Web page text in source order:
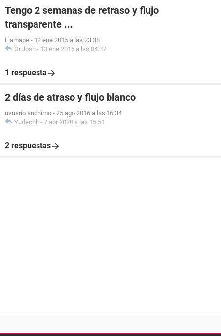
Tengo 2 semanas de retraso y flujo
transparente ...
Liamape - 12 ene 2015 a las 23:38
Dr.Josh - 13 ene 2015 a las 04:37
1 respuesta
2 días de atraso y flujo blanco
usuario anónimo - 25 ago 2016 a las 16:34
Yudechh - 7 abr 2020 a las 15:51
2 respuestas